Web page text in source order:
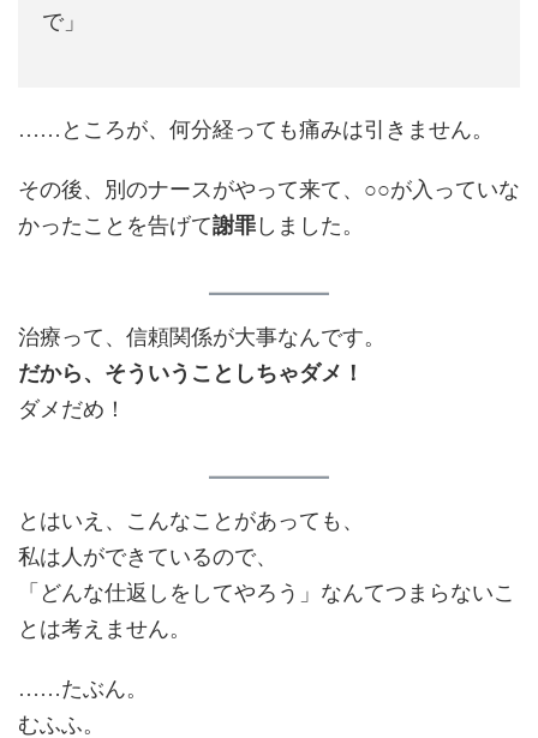
で」
……ところが、何分経っても痛みは引きません。
その後、別のナースがやって来て、○○が入っていな
かったことを告げて謝罪 しました。
治療って、信頼関係が大事なんです。
だから、そういうことしちゃダメ！
ダメだめ！
とはいえ、こんなことがあっても、
私は人ができているので、
「どんな仕返しをしてやろう」なんてつまらないこ
とは考えません。
……たぶん。
むふふ。